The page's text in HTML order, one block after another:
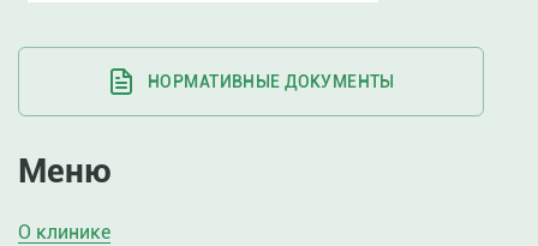
НОРМАТИВНЫЕ ДОКУМЕНТЫ
Меню
О клинике